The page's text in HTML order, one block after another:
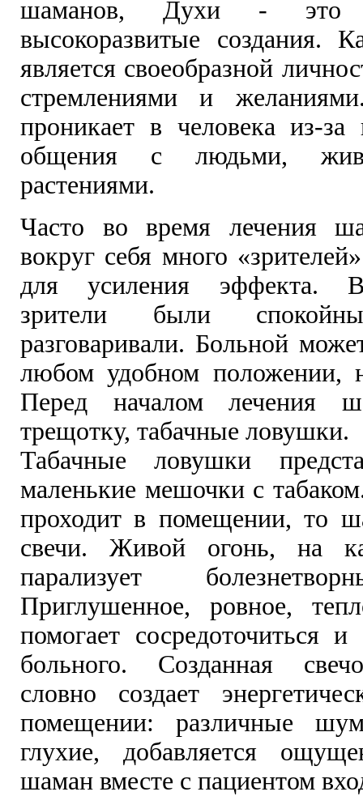
шаманов, Духи - это
высокоразвитые создания.
является своеобразной
стремлениями и
проникает в человека из-за
общения с людьми,
растениями.
Часто во время лечения
вокруг себя много
для усиления эффекта.
зрители были
разговаривали. Больной
любом удобном положении,
Перед началом лечения
трещотку, табачные ловушки.
Табачные ловушки
маленькие мешочки с
проходит в помещении, то
свечи. Живой огонь, на
парализует
Приглушенное, ровное,
помогает сосредоточиться и
больного. Созданная
словно создает
помещении: различные
глухие, добавляется
шаман вместе с пациентом